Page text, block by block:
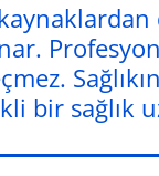
bir sağlık